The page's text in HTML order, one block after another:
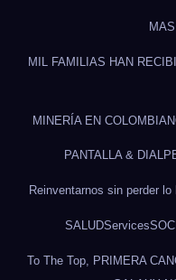
MIL FAMILIAS HAN
MINERÍA EN COLOMBIA
PANTALLA & DIAL
Reinventarnos sin perder lo
SALUDServices
To The Top, PRIMERA